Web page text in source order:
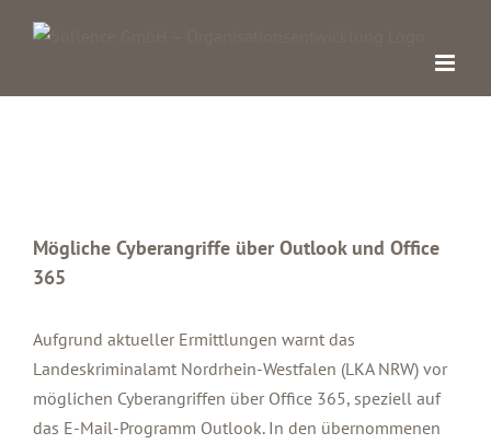
Inhalt
Mögliche Cyberangriffe über Outlook und Office
365
grösseres
Bild
Aufgrund aktueller Ermittlungen warnt das
Landeskriminalamt Nordrhein-Westfalen (LKA NRW) vor
möglichen Cyberangriffen über Office 365, speziell auf
das E-Mail-Programm Outlook. In den übernommenen